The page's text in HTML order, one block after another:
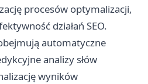
procesów optymalizacji,
działań SEO.
automatyczne
analizy słów
wyników